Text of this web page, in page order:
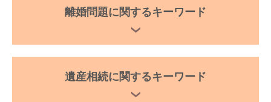
離婚問題に関するキーワード
遺産相続に関するキーワード